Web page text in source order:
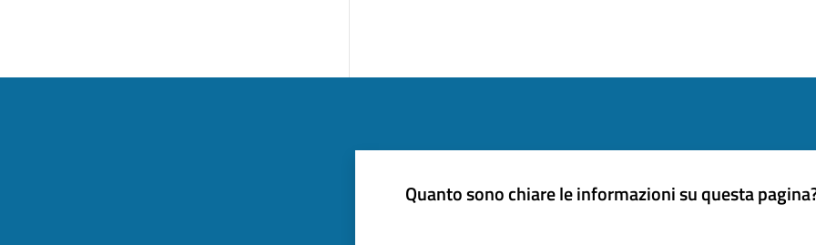
Quanto sono chiare le informazioni su questa